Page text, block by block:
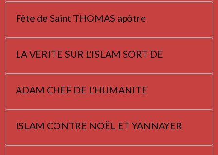
Fête de Saint THOMAS apôtre
LA VERITE SUR L'ISLAM SORT DE
ADAM CHEF DE L'HUMANITE
ISLAM CONTRE NOËL ET YANNAYER